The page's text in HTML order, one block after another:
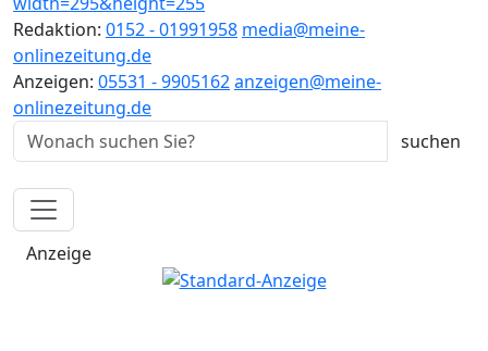
Redaktion: 0152 - 01991958 media@meine-
onlinezeitung.de
Anzeigen: 05531 - 9905162anzeigen@meine-
onlinezeitung.de
Anzeige